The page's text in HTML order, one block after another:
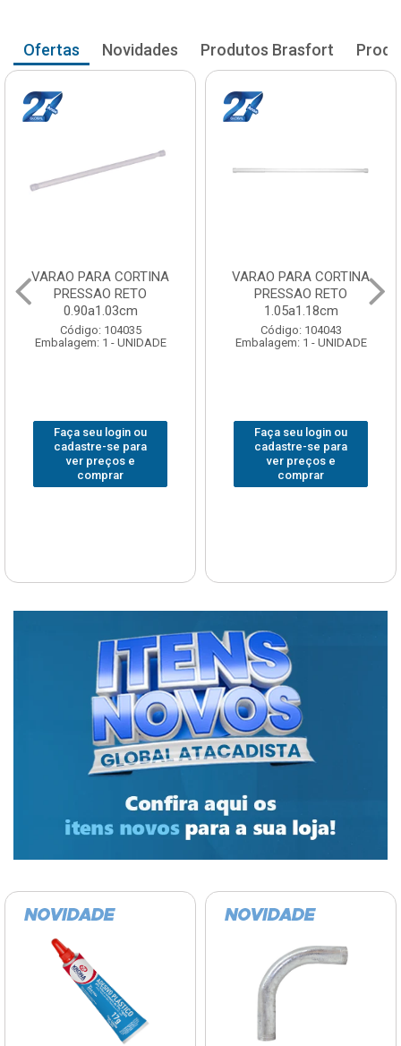
Ofertas Novidades Produtos Brasfort
VARAO PARA CORTINA
PRESSAO RETO
0.90a1.03cm
Código: 104035
Embalagem: 1 - UNIDADE
Faça seu login ou
cadastre-se para
ver preços e
comprar
VARAO PARA CORTINA
PRESSAO RETO
1.05a1.18cm
Código: 104043
Embalagem: 1 - UNIDADE
Faça seu login ou
cadastre-se para
ver preços e
comprar